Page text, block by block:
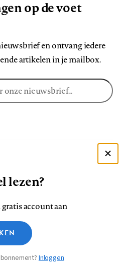
op de voet
en ontvang iedere
artikelen in je mailbox.
Volg
ons
op
YouTube
ons
Privacy
vragen verdienen
antwoorden
lezen?
gratis account aan
Inloggen